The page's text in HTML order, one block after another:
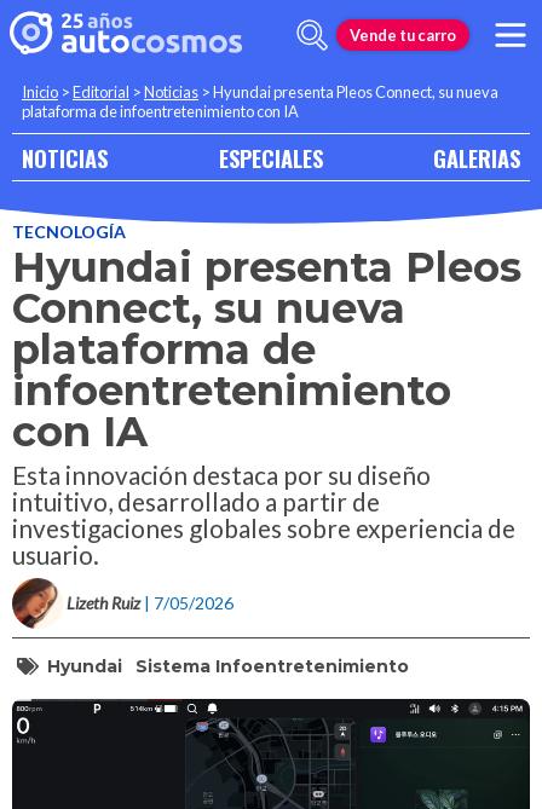
Vende tu carro
Inicio >Editorial >Noticias >Hyundai presenta Pleos Connect, su nueva
plataforma de infoentretenimiento con IA
NOTICIAS ESPECIALES GALERIAS
TECNOLOGÍA
Hyundai presenta Pleos
Connect, su nueva
plataforma de
infoentretenimiento
con IA
Esta innovación destaca por su diseño
intuitivo, desarrollado a partir de
investigaciones globales sobre experiencia de
usuario.
Lizeth Ruiz | 7/05/2026
Hyundai Sistema Infoentretenimiento